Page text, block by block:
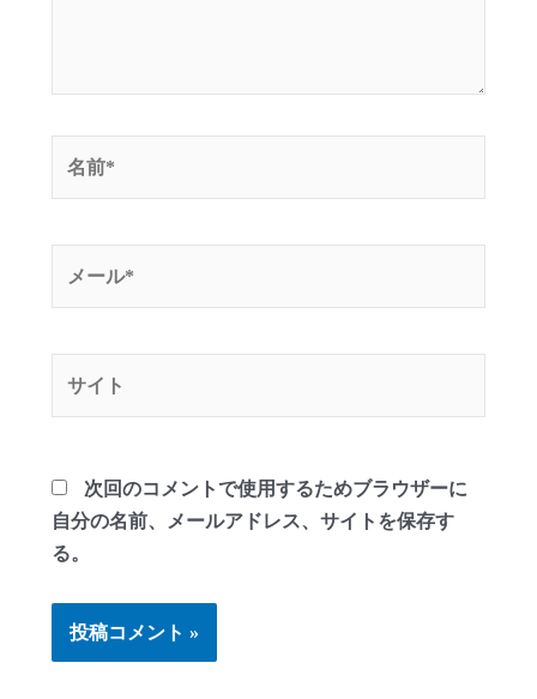
*
次回のコメントで使用するためブラウザーに
自分の名前、メールアドレス、サイトを保存す
る。